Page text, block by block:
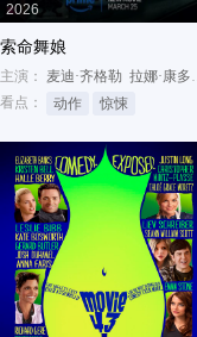
2026
索命舞娘
主演： 麦迪·齐格勒 拉娜·康多
看点：
动作 惊悚